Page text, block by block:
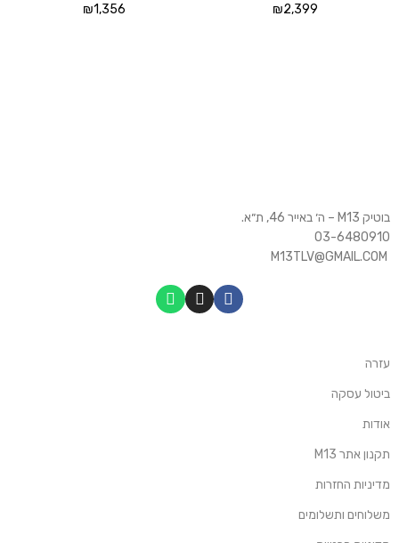
₪2,399
₪1,356
בוטיק M13 – ה׳ באייר 46, ת״א.
03-6480910
עזרה
ביטול עסקה
אודות
תקנון אתר M13
מדיניות החזרות
משלוחים ותשלומים